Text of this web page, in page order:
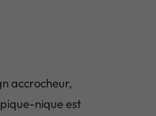
accrocheur,
nique est